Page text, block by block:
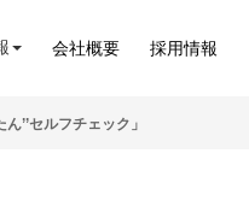
会社概要 採用情報
’’セルフチェック」